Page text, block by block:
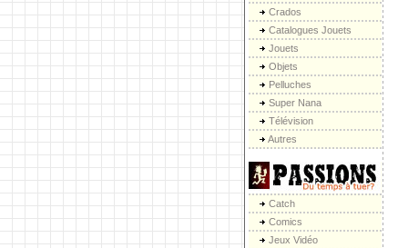
Crados
Catalogues Jouets
Jouets
Objets
Pelluches
Super Nana
Télévision
Autres
Catch
Comics
Jeux Vidéo